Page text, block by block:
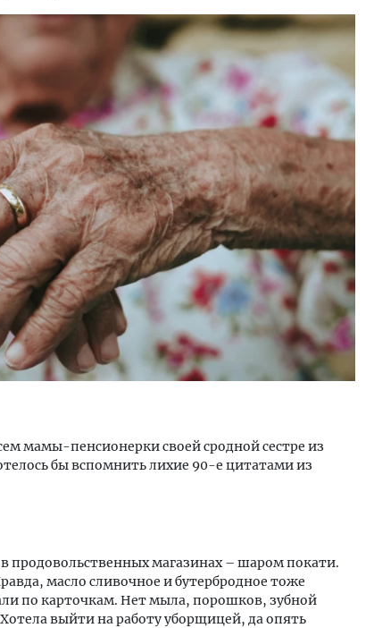
мамы-пенсионерки своей сродной сестре из
бы вспомнить лихие 90-е цитатами из
продовольственных магазинах – шаром покати.
масло сливочное и бутербродное тоже
по карточкам. Нет мыла, порошков, зубной
выйти на работу уборщицей, да опять
берега. Гендиректор
инициативы» Юрий
о том, как девелоперу
на плаву, когда рынок
Архитектурный код
земли. Мощение
плитами становится
стандартом
СТРОИТЕЛЬСТВО